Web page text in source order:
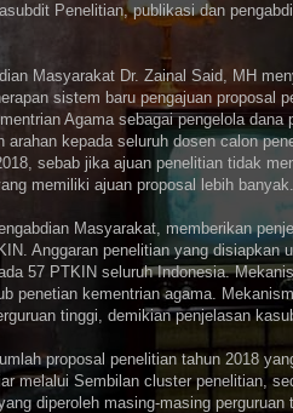
Penelitian, publikasi dan
Masyarakat Dr. Zainal Said, MH
sistem baru pengajuan proposal
Agama sebagai pengelola
kepada seluruh dosen calon
sebab jika ajuan penelitian tidak
memiliki ajuan proposal lebih banyak.
Masyarakat, memberikan
Anggaran penelitian yang
57 PTKIN seluruh Indonesia.
penetian kementrian agama.
tinggi, demikian penjelasan
proposal penelitian tahun 2018
melalui Sembilan cluster penelitian,
diperoleh masing-masing